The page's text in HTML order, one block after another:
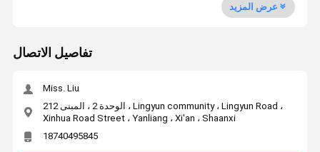
عرض المزيد
تفاصيل الاتصال
Miss. Liu
الوحدة 2 ، المبنى 212 ، Lingyun community ، Lingyun Road ،
Xinhua Road Street ، Yanliang ، Xi'an ، Shaanxi
18740495845